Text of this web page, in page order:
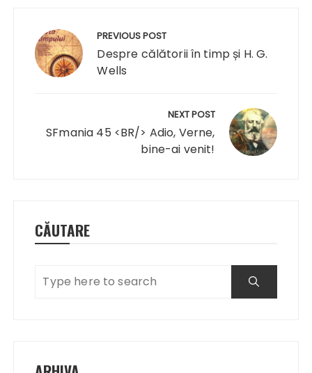
articole
PREVIOUS POST
Despre călătorii în timp și H. G.
Wells
NEXT POST
SFmania 45 <BR/> Adio, Verne,
bine-ai venit!
CĂUTARE